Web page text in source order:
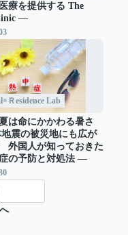
療を提供する The
―
Ｒesidence Lab
は命にかかわる暑さ
震の被災地にも広が
外国人が知っておきた
の予防と対処法 ―